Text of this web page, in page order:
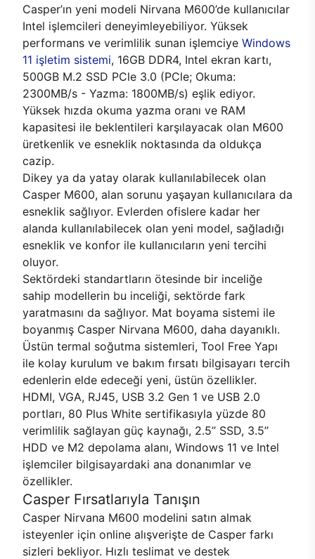
Casper’ın yeni modeli Nirvana M600’de kullanıcılar
Intel işlemcileri deneyimleyebiliyor. Yüksek
performans ve verimlilik sunan işlemciye Windows
11 işletim sistemi, 16GB DDR4, Intel ekran kartı,
500GB M.2 SSD PCle 3.0 (PCle; Okuma:
2300MB/s - Yazma: 1800MB/s) eşlik ediyor.
Yüksek hızda okuma yazma oranı ve RAM
kapasitesi ile beklentileri karşılayacak olan M600
üretkenlik ve esneklik noktasında da oldukça
cazip.
Dikey ya da yatay olarak kullanılabilecek olan
Casper M600, alan sorunu yaşayan kullanıcılara da
esneklik sağlıyor. Evlerden ofislere kadar her
alanda kullanılabilecek olan yeni model, sağladığı
esneklik ve konfor ile kullanıcıların yeni tercihi
oluyor.
Sektördeki standartların ötesinde bir inceliğe
sahip modellerin bu inceliği, sektörde fark
yaratmasını da sağlıyor. Mat boyama sistemi ile
boyanmış Casper Nirvana M600, daha dayanıklı.
Üstün termal soğutma sistemleri, Tool Free Yapı
ile kolay kurulum ve bakım fırsatı bilgisayarı tercih
edenlerin elde edeceği yeni, üstün özellikler.
HDMI, VGA, RJ45, USB 3.2 Gen 1 ve USB 2.0
portları, 80 Plus White sertifikasıyla yüzde 80
verimlilik sağlayan güç kaynağı, 2.5’’ SSD, 3.5’’
HDD ve M2 depolama alanı, Windows 11 ve Intel
işlemciler bilgisayardaki ana donanımlar ve
özellikler.
Casper Fırsatlarıyla Tanışın
Casper Nirvana M600 modelini satın almak
isteyenler için online alışverişte de Casper farkı
sizleri bekliyor. Hızlı teslimat ve destek